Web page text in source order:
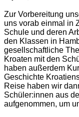
Zur Vorbereitung
uns vorab einmal in
Schule und deren
den Klassen in
gesellschaftliche
Kroaten mit den
haben außerdem
Geschichte
Reise haben wir
Schüler:innen aus
aufgenommen, um